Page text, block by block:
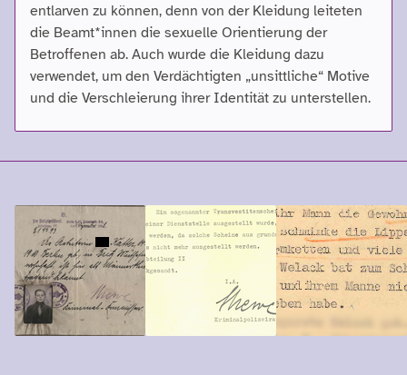
entlarven zu können, denn von der Kleidung leiteten
die Beamt*innen die sexuelle Orientierung der
Betroffenen ab. Auch wurde die Kleidung dazu
verwendet, um den Verdächtigten „unsittliche“ Motive
und die Verschleierung ihrer Identität zu unterstellen.